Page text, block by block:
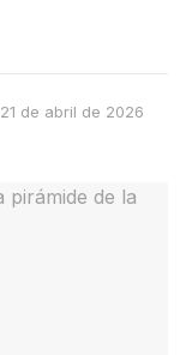
21 de abril de 2026